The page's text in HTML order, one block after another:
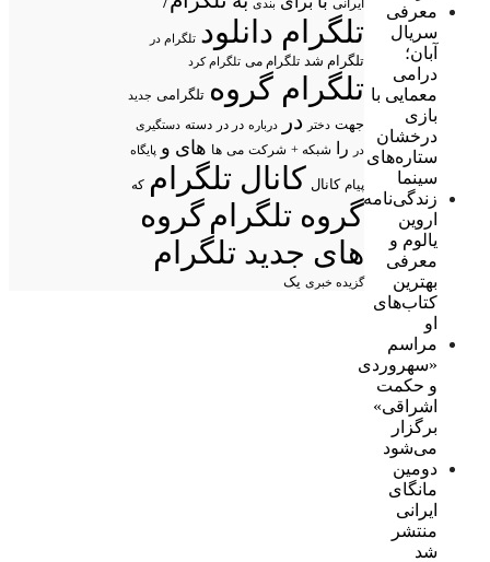
معرفی
سریال
آبان؛
درامی
معمایی با
بازی
درخشان
ستاره‌های
سینما
زندگی‌نامه
اروین
یالوم و
معرفی
بهترین
کتاب‌های
او
مراسم
«سهروردی
و حکمت
اشراقی»
برگزار
می‌شود
دومین
مانگای
ایرانی
منتشر
شد
ایرانی بندی
تلگرام دانلود تلگرام در
تلگرام شد تلگرام می تلگرام کرد
تلگرام گروه تلگرامی جدید
جهت دختر در درباره در در دسته دستگیری
در
را شبکه + شرکت می ها های و پایگاه
پیام کانال کانال تلگرام که
گروه تلگرامگروه
های جدید تلگرام
گزیده خبری یک